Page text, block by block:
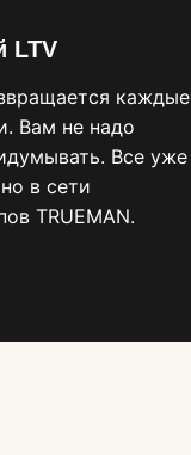
LTV
каждые
Вам не надо
Все уже
в сети
TRUEMAN.